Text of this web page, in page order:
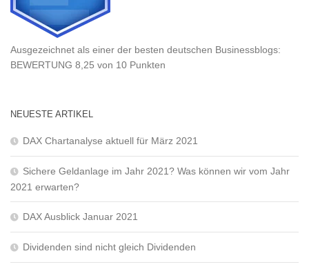
Ausgezeichnet als einer der besten deutschen Businessblogs:
BEWERTUNG 8,25 von 10 Punkten
NEUESTE ARTIKEL
DAX Chartanalyse aktuell für März 2021
Sichere Geldanlage im Jahr 2021? Was können wir vom Jahr
2021 erwarten?
DAX Ausblick Januar 2021
Dividenden sind nicht gleich Dividenden